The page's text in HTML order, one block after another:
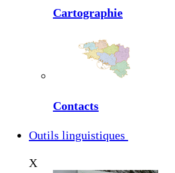
Cartographie
Contacts
Outils linguistiques
X